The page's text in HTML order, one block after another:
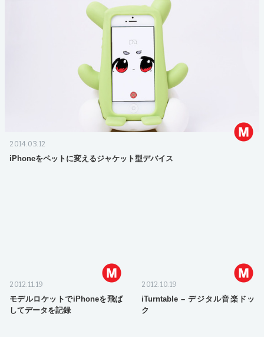
2014.03.12
iPhoneをペットに変えるジャケット型デバイス
2012.11.19
モデルロケットでiPhoneを飛ば
してデータを記録
2012.10.19
iTurntable – デジタル音楽ドッ
ク